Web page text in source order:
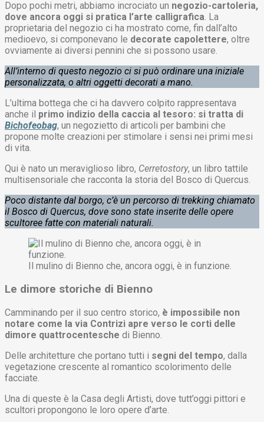
Dopo pochi metri, abbiamo incrociato un negozio-cartoleria,
dove ancora oggi si pratica l’arte calligrafica. La
proprietaria del negozio ci ha mostrato come, fin dall’alto
medioevo, si componevano le decorate capolettere, oltre
ovviamente ai diversi pennini che si possono usare.
All’interno di questo negozio ci si può ordinare una iniziale
personalizzata, o altri oggetti decorati a mano.
L’ultima bottega che ci ha davvero colpito rappresentava
anche il primo indizio della caccia al tesoro: si tratta di
Bichofeobag, un negozietto di articoli per bambini che
propone molte creazioni per stimolare i sensi nei primi mesi
di vita.
Qui è nato un meraviglioso libro, Cerretostory, un libro tattile
multisensoriale che racconta la storia del Bosco di Quercus.
Poco distante dal borgo, c’è un percorso di trekking chiamato
il Bosco di Quercus, dove sono state inserite delle opere
scultoree fatte con materiali naturali.
Il mulino di Bienno che, ancora oggi, è in funzione.
Le dimore storiche di Bienno
Camminando per il suo centro storico, è impossibile non
notare come la via Contrizi apre verso le corti delle
dimore quattrocentesche di Bienno.
Delle architetture che portano tutti i segni del tempo, dalla
vegetazione crescente al romantico scolorimento delle
facciate.
Una di queste è la Casa degli Artisti, dove tutt’oggi pittori e
scultori propongono le loro opere d’arte.